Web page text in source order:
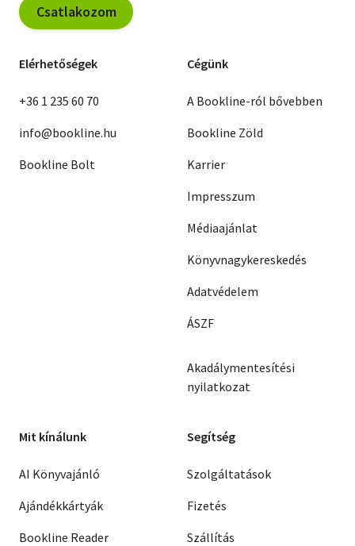
Csatlakozom
Elérhetőségek
+36 1 235 60 70
info@bookline.hu
Bookline Bolt
Cégünk
A Bookline-ról bővebben
Bookline Zöld
Karrier
Impresszum
Médiaajánlat
Könyvnagykereskedés
Adatvédelem
ÁSZF
Akadálymentesítési
nyilatkozat
Mit kínálunk
AI Könyvajánló
Ajándékkártyák
Bookline Reader
Segítség
Szolgáltatások
Fizetés
Szállítás